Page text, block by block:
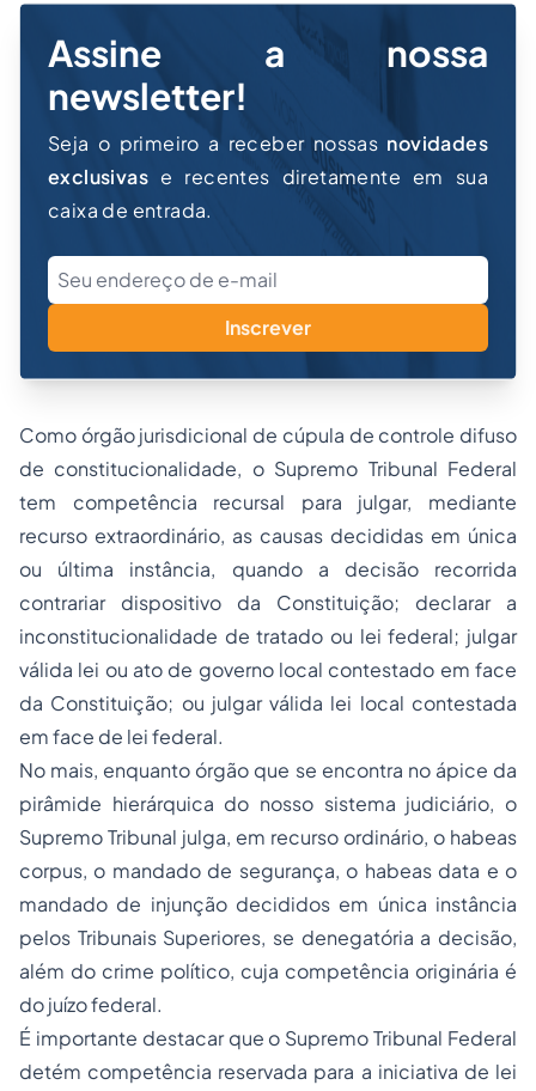
Assine a nossa
newsletter!
Seja o primeiro a receber nossas novidades
exclusivas e recentes diretamente em sua
caixa de entrada.
Inscrever
Como órgão jurisdicional de cúpula de controle difuso
de constitucionalidade, o Supremo Tribunal Federal
tem competência recursal para julgar, mediante
recurso extraordinário, as causas decididas em única
ou última instância, quando a decisão recorrida
contrariar dispositivo da Constituição; declarar a
inconstitucionalidade de tratado ou lei federal; julgar
válida lei ou ato de governo local contestado em face
da Constituição; ou julgar válida lei local contestada
em face de lei federal.
No mais, enquanto órgão que se encontra no ápice da
pirâmide hierárquica do nosso sistema judiciário, o
Supremo Tribunal julga, em recurso ordinário, o habeas
corpus, o mandado de segurança, o habeas data e o
mandado de injunção decididos em única instância
pelos Tribunais Superiores, se denegatória a decisão,
além do crime político, cuja competência originária é
do juízo federal.
É importante destacar que o Supremo Tribunal Federal
detém competência reservada para a iniciativa de lei